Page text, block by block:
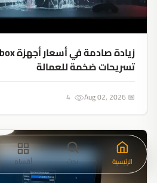
تسريحات ضخمة للعمالة
📅 Aug 02, 2026
لينكس
الرئيسية
بحث أقسام